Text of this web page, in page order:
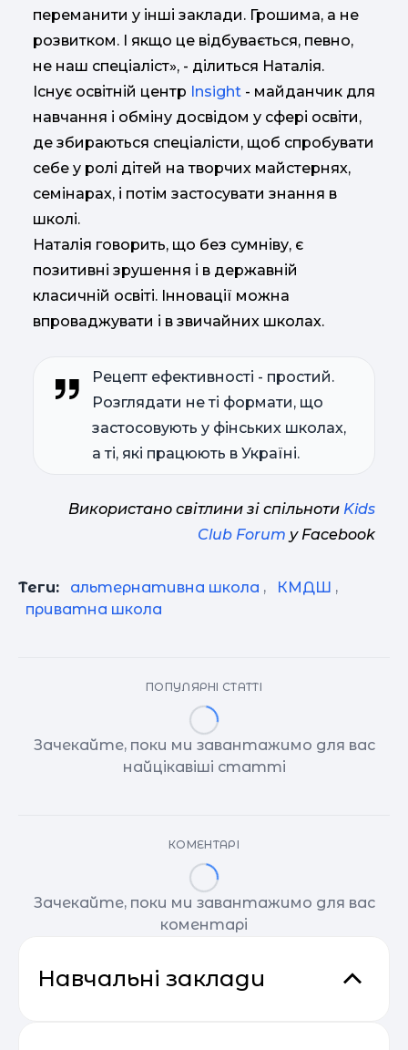
переманити у інші заклади. Грошима, а не
розвитком. І якщо це відбувається, певно,
не наш спеціаліст», - ділиться Наталія.
Існує освітній центр Insight - майданчик для
навчання і обміну досвідом у сфері освіти,
де збираються спеціалісти, щоб спробувати
себе у ролі дітей на творчих майстернях,
семінарах, і потім застосувати знання в
школі.
Наталія говорить, що без сумніву, є
позитивні зрушення і в державній
класичній освіті. Інновації можна
впроваджувати і в звичайних школах.
Рецепт ефективності - простий.
Розглядати не ті формати, що
застосовують у фінських школах,
а ті, які працюють в Україні.
Використано світлини зі спільноти Kids
Club Forum у Facebook
Теги: альтернативна школа , КМДШ ,
приватна школа
ПОПУЛЯРНІ СТАТТІ
Зачекайте, поки ми завантажимо для вас
найцікавіші статті
КОМЕНТАРІ
Зачекайте, поки ми завантажимо для вас
коментарі
Навчальні заклади